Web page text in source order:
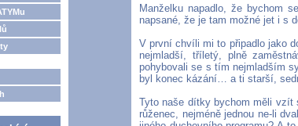
Manželku napadlo, že bychom
napsané, že je tam možné jet i s
V první chvíli mi to připadlo jako
nejmladší, tříletý, plně
pohybovali se s tím nejmladším
byl konec kázání… a ti starší,
Tyto naše dítky bychom měli vzít
růženec, nejméně jednou ne-li